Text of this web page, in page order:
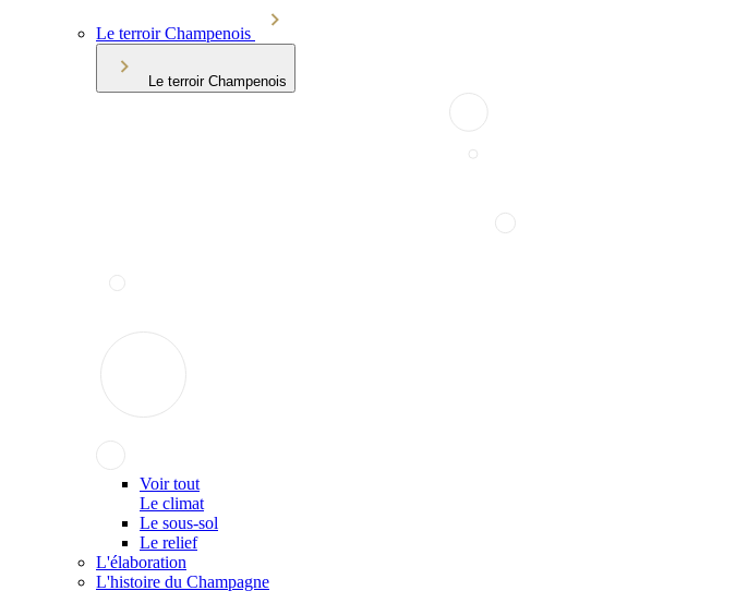
Le terroir Champenois
Le terroir Champenois
Voir tout
Le climat
Le sous-sol
Le relief
L'élaboration
L'histoire du Champagne